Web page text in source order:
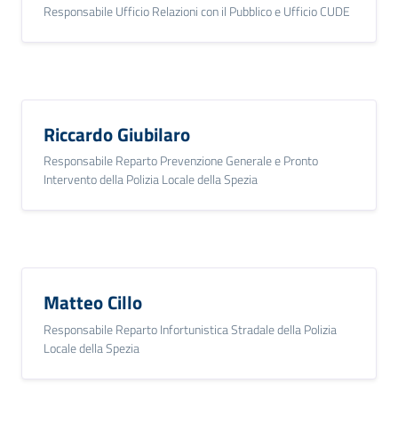
Responsabile Ufficio Relazioni con il Pubblico e Ufficio CUDE
Riccardo Giubilaro
Responsabile Reparto Prevenzione Generale e Pronto
Intervento della Polizia Locale della Spezia
Matteo Cillo
Responsabile Reparto Infortunistica Stradale della Polizia
Locale della Spezia